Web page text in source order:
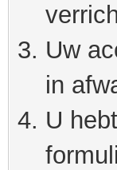
Uw
in
U